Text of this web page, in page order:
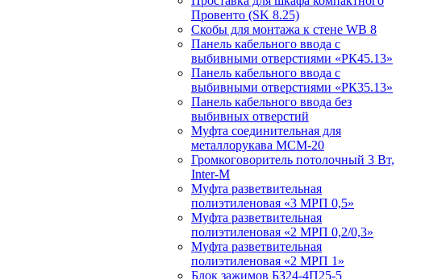
Провенто (SK 8.25)
Скобы для монтажа к стене WB 8
Панель кабельного ввода с
выбивными отверстиями «РК45.13»
Панель кабельного ввода с
выбивными отверстиями «РК35.13»
Панель кабельного ввода без
выбивных отверстий
Муфта соединительная для
металлорукава МСМ-20
Громкоговоритель потолочный 3 Вт,
Inter-M
Муфта разветвительная
полиэтиленовая «3 МРП 0,5»
Муфта разветвительная
полиэтиленовая «2 МРП 0,2/0,3»
Муфта разветвительная
полиэтиленовая «2 МРП 1»
Блок зажимов БЗ24-4П25-5